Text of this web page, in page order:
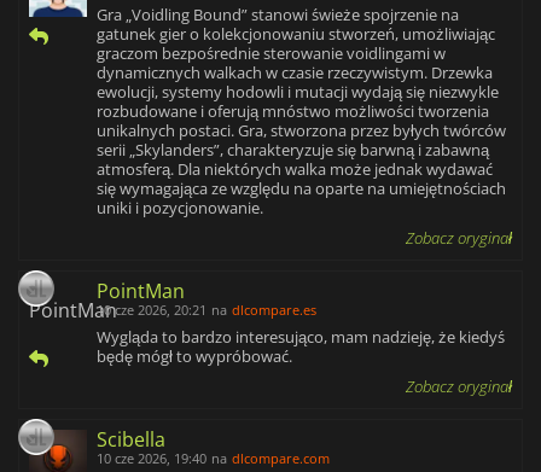
Gra „Voidling Bound” stanowi świeże spojrzenie na
gatunek gier o kolekcjonowaniu stworzeń, umożliwiając
graczom bezpośrednie sterowanie voidlingami w
dynamicznych walkach w czasie rzeczywistym. Drzewka
ewolucji, systemy hodowli i mutacji wydają się niezwykle
rozbudowane i oferują mnóstwo możliwości tworzenia
unikalnych postaci. Gra, stworzona przez byłych twórców
serii „Skylanders”, charakteryzuje się barwną i zabawną
atmosferą. Dla niektórych walka może jednak wydawać
się wymagająca ze względu na oparte na umiejętnościach
uniki i pozycjonowanie.
Zobacz oryginał
PointMan
10 cze 2026, 20:21 na dlcompare.es
Wygląda to bardzo interesująco, mam nadzieję, że kiedyś
będę mógł to wypróbować.
Zobacz oryginał
Scibella
10 cze 2026, 19:40 na dlcompare.com